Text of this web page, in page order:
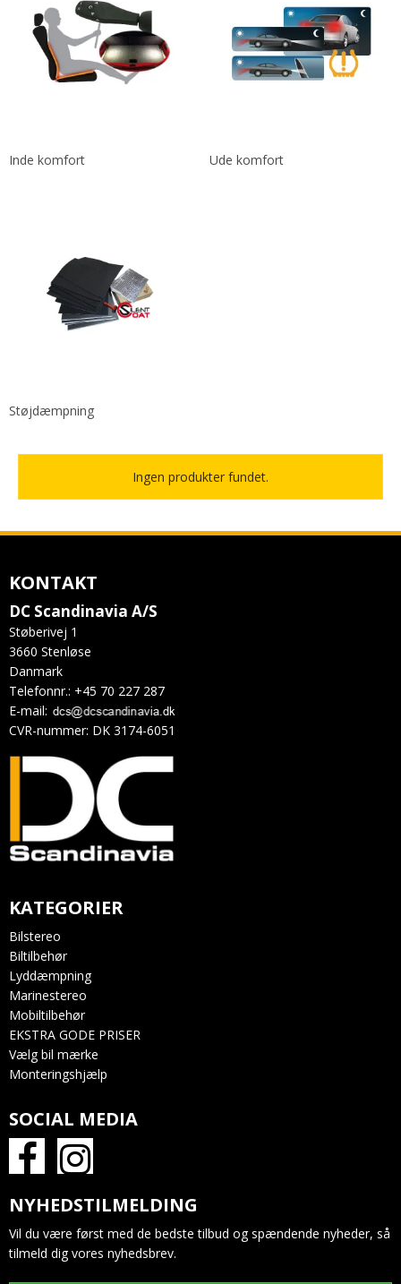
Inde komfort Ude komfort
Støjdæmpning
Ingen produkter fundet.
KONTAKT
DC Scandinavia A/S
Støberivej 1
3660 Stenløse
Danmark
Telefonnr.: +45 70 227 287
E-mail:
CVR-nummer: DK 3174-6051
KATEGORIER
Bilstereo
Biltilbehør
Lyddæmpning
Marinestereo
Mobiltilbehør
EKSTRA GODE PRISER
Vælg bil mærke
Monteringshjælp
SOCIAL MEDIA
NYHEDSTILMELDING
Vil du være først med de bedste tilbud og spændende nyheder, så
tilmeld dig vores nyhedsbrev.